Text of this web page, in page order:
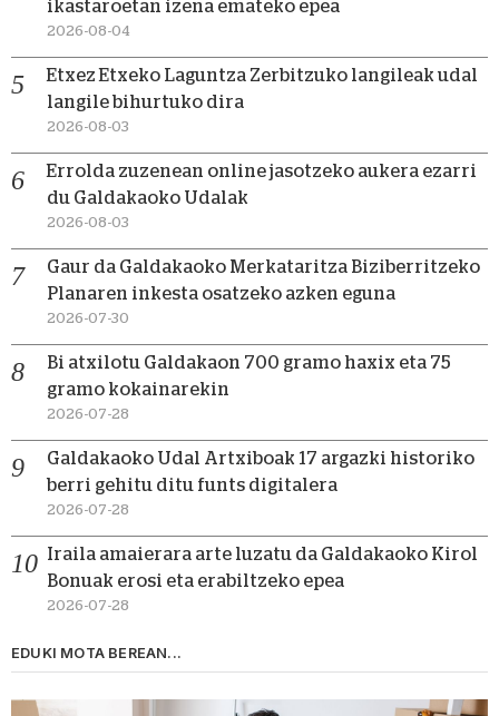
ikastaroetan izena emateko epea
2026-08-04
Etxez Etxeko Laguntza Zerbitzuko langileak udal
langile bihurtuko dira
2026-08-03
Errolda zuzenean online jasotzeko aukera ezarri
du Galdakaoko Udalak
2026-08-03
Gaur da Galdakaoko Merkataritza Biziberritzeko
Planaren inkesta osatzeko azken eguna
2026-07-30
Bi atxilotu Galdakaon 700 gramo haxix eta 75
gramo kokainarekin
2026-07-28
Galdakaoko Udal Artxiboak 17 argazki historiko
berri gehitu ditu funts digitalera
2026-07-28
Iraila amaierara arte luzatu da Galdakaoko Kirol
Bonuak erosi eta erabiltzeko epea
2026-07-28
EDUKI MOTA BEREAN...